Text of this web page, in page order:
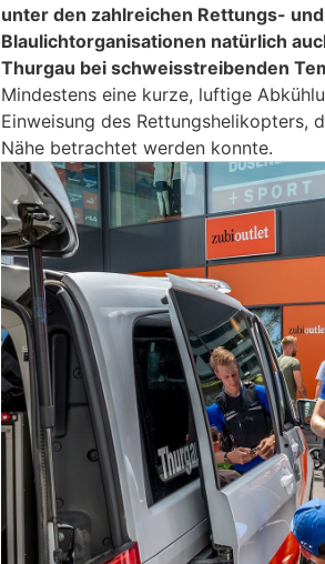
unter den zahlreichen Rettungs- und
Blaulichtorganisationen natürlich
Thurgau bei schweisstreibenden
Mindestens eine kurze, luftige
Einweisung des Rettungshelikopters,
Nähe betrachtet werden konnte.